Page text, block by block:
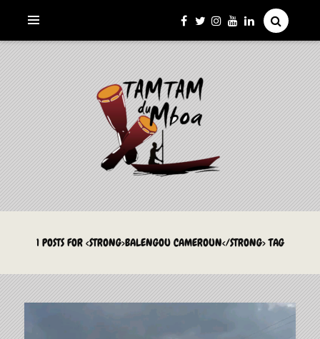
LE TAMTAM DU MBOA
La Culture du Mboa Dévoilée !
1 POSTS FOR <STRONG>BALENGOU CAMEROUN</STRONG> TAG